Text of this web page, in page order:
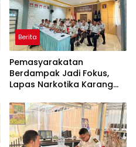
Berita
Pemasyarakatan
Berdampak Jadi Fokus,
Lapas Narkotika Karang
Ditjenpas Kalsel